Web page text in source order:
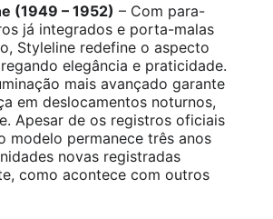
(1949 – 1952) – Com para-
já integrados e porta-malas
Styleline redefine o aspecto
elegância e praticidade.
mais avançado garante
em deslocamentos noturnos,
Apesar de os registros oficiais
modelo permanece três anos
novas registradas
como acontece com outros